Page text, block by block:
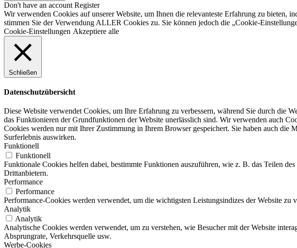
Don't have an account Register
Wir verwenden Cookies auf unserer Website, um Ihnen die relevanteste Erfahrung zu bieten,
stimmen Sie der Verwendung ALLER Cookies zu. Sie können jedoch die „Cookie-
Cookie-Einstellungen Akzeptiere alle
Schließen
Datenschutzübersicht
Diese Website verwendet Cookies, um Ihre Erfahrung zu verbessern, während Sie durch die
das Funktionieren der Grundfunktionen der Website unerlässlich sind. Wir verwenden auch
Cookies werden nur mit Ihrer Zustimmung in Ihrem Browser gespeichert. Sie haben auch
Surferlebnis auswirken.
Funktionell
Funktionell
Funktionale Cookies helfen dabei, bestimmte Funktionen auszuführen, wie z. B. das Teilen
Drittanbietern.
Performance
Performance
Performance-Cookies werden verwendet, um die wichtigsten Leistungsindizes der Website zu
Analytik
Analytik
Analytische Cookies werden verwendet, um zu verstehen, wie Besucher mit der Website
Absprungrate, Verkehrsquelle usw.
Werbe-Cookies